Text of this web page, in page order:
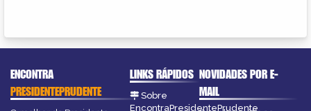
ENCONTRA
PRESIDENTEPRUDENTE
LINKS RÁPIDOS
Sobre
EncontraPresidentePrudente
NOVIDADES POR E-
MAIL